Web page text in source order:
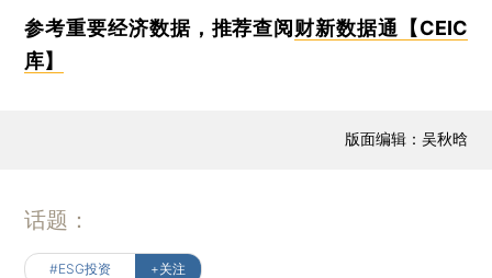
参考重要经济数据，推荐查阅财新数据通【CEIC
库】
版面编辑：吴秋晗
话题：
#ESG投资 +关注